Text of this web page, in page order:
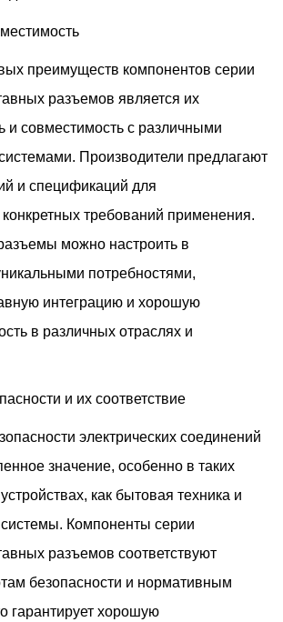
преимуществ компонентов серии
разъемов является их
и совместимость с различными
Производители предлагают
и спецификаций для
требований применения.
можно настроить в
потребностями,
интеграцию и хорошую
в различных отраслях и
и их соответствие
электрических соединений
значение, особенно в таких
как бытовая техника и
Компоненты серии
разъемов соответствуют
безопасности и нормативным
гарантирует хорошую